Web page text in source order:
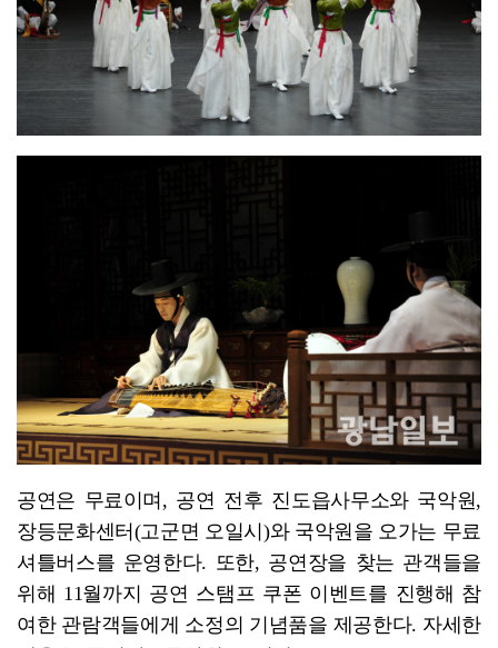
공연은 무료이며, 공연 전후 진도읍사무소와 국악원,
장등문화센터(고군면 오일시)와 국악원을 오가는 무료
셔틀버스를 운영한다. 또한, 공연장을 찾는 관객들을
위해 11월까지 공연 스탬프 쿠폰 이벤트를 진행해 참
여한 관람객들에게 소정의 기념품을 제공한다. 자세한